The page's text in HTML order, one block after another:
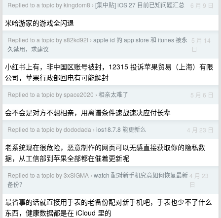
Replied to a topic by kingdom8 › [集中贴] iOS 27 目前已知问题汇总 6 月 9 日
米哈游家的游戏全闪退
Replied to a topic by s82kd92l › apple id 的 app store 和 itunes 被永
久禁用，求建议
5 月 14
日
小红书上有，非中国区账号被封，12315 投诉苹果贸易（上海）有限
公司，苹果行政部回电有可能解封
Replied to a topic by space2020 › 相亲太难了 5 月 6 日
会不会是对方不想相亲，用离谱条件速战速决应付长辈
Replied to a topic by dododada › ios18.7.8 能更新么 4 月 23 日
老系统现在很危险，恶意制作的网页可以无感直接获取你的隐私数
据，从工信部到苹果全部都在催着更新呢
Replied to a topic by 3xSiGMA › watch 配对新手机究竟如何恢复最新
备份？
4 月 23
日
最省事的话就直接用手表的老备份配对新手机吧，手表也少不了什么
东西，健康数据都是在 iCloud 里的